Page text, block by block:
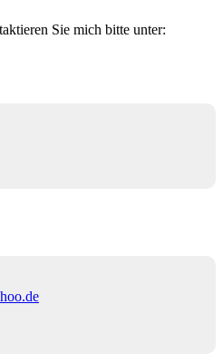
Sie mich bitte unter: